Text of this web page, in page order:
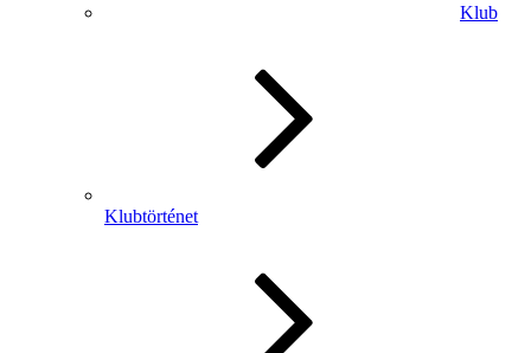
Klub
Klubtörténet